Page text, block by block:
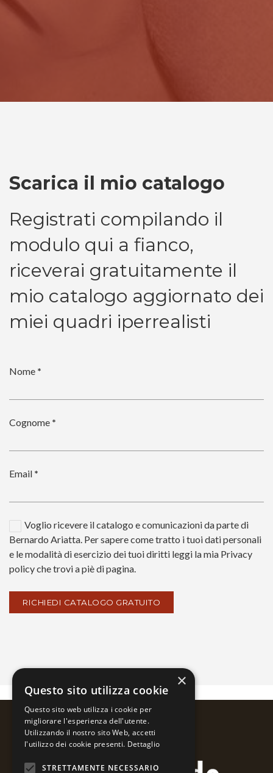
Scarica il mio catalogo
Registrati compilando il
modulo qui a fianco,
riceverai gratuitamente il
mio catalogo aggiornato dei
miei quadri iperrealisti
Nome *
Cognome *
Email *
Voglio ricevere il catalogo e comunicazioni da parte di
Bernardo Ariatta. Per sapere come tratto i tuoi dati personali
e le modalità di esercizio dei tuoi diritti leggi la mia Privacy
policy che trovi a piè di pagina.
×
Questo sito utilizza cookie
Questo sito web utilizza i cookie per
migliorare l'esperienza dell'utente.
Utilizzando il nostro sito Web, accetti
l'utilizzo dei cookie presenti. Dettaglio
STRETTAMENTE NECESSARIO